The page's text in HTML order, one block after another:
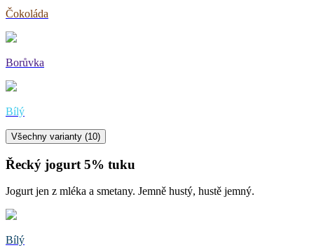
Čokoláda
Borůvka
Bílý
Všechny varianty (10)
Řecký jogurt 5% tuku
Jogurt jen z mléka a smetany. Jemně hustý, hustě jemný.
Bílý